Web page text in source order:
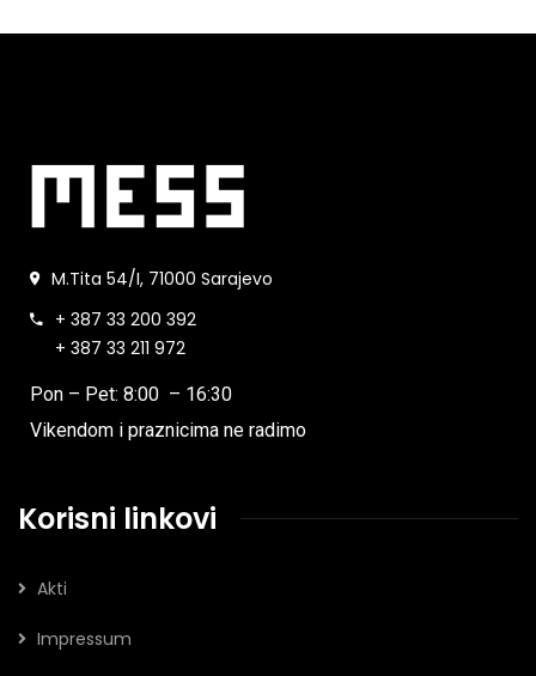
M.Tita 54/I, 71000 Sarajevo
+ 387 33 200 392
+ 387 33 211 972
Pon – Pet: 8:00 – 16:30
Vikendom i praznicima ne radimo
Korisni linkovi
Akti
Impressum